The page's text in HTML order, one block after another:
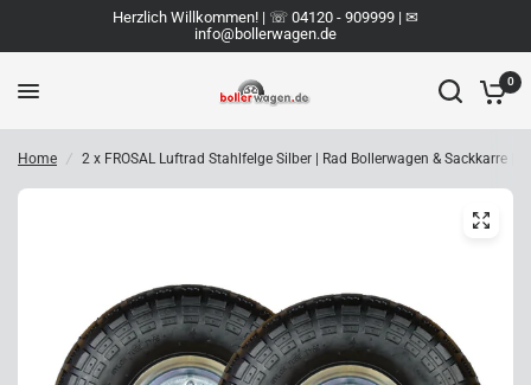
Herzlich Willkommen! | ☏ 04120 - 909999 | ✉︎
info@bollerwagen.de
0
Home / 2 x FROSAL Luftrad Stahlfelge Silber | Rad Bollerwagen & Sackkarre |